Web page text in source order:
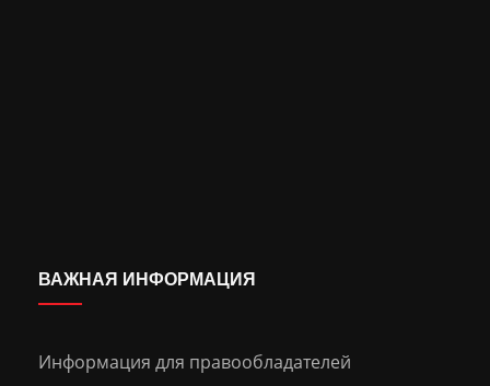
ВАЖНАЯ ИНФОРМАЦИЯ
Информация для правообладателей